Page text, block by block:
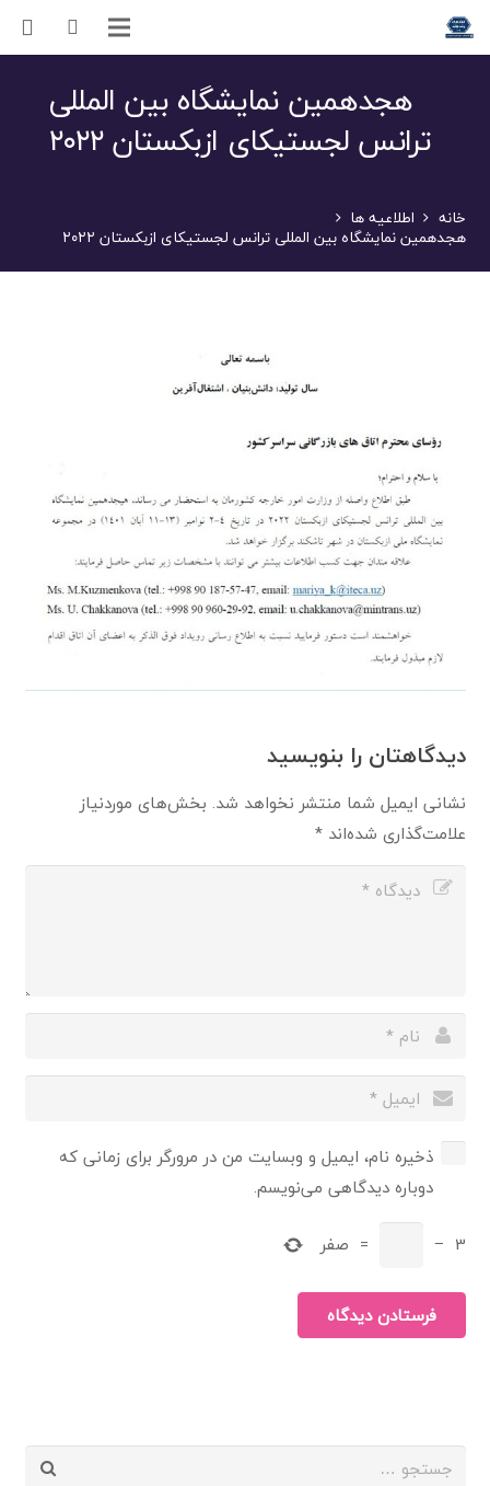
هجدهمین نمایشگاه بین المللی
ترانس لجستیکای ازبکستان ۲۰۲۲
خانه اطلاعیه ها
هجدهمین نمایشگاه بین المللی ترانس لجستیکای ازبکستان ۲۰۲۲
دیدگاهتان را بنویسید
نشانی ایمیل شما منتشر نخواهد شد. بخش‌های موردنیاز
علامت‌گذاری شده‌اند*
ذخیره نام، ایمیل و وبسایت من در مرورگر برای زمانی که
دوباره دیدگاهی می‌نویسم.
3
−
= صفر
فرستادن دیدگاه
جستجو